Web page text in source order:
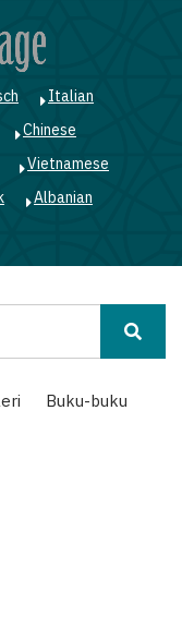
Italian
Chinese
Vietnamese
Albanian
Buku-buku